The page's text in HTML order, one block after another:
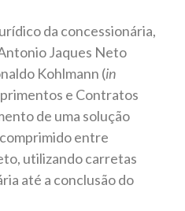
da concessionária,
Jaques Neto
Kohlmann (in
e Contratos
de uma solução
entre
utilizando carretas
até a conclusão do